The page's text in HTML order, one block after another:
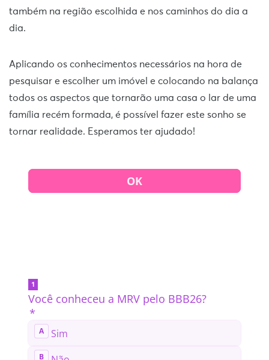
também na região escolhida e nos caminhos do dia a
dia.
Aplicando os conhecimentos necessários na hora de
pesquisar e escolher um imóvel e colocando na balança
todos os aspectos que tornarão uma casa o lar de uma
família recém formada, é possível fazer este sonho se
tornar realidade. Esperamos ter ajudado!